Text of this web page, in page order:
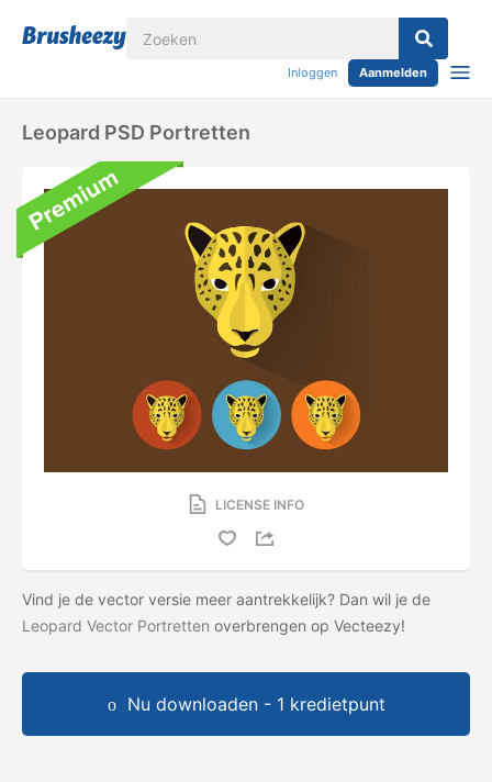
Inloggen Aanmelden
Leopard PSD Portretten
LICENSE INFO
Vind je de vector versie meer aantrekkelijk? Dan wil je de
Leopard Vector Portretten overbrengen op Vecteezy!
Nu downloaden - 1 kredietpunt